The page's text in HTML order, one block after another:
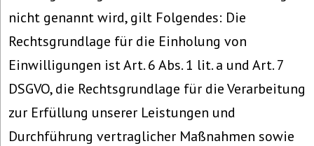
nicht genannt wird, gilt Folgendes: Die
Rechtsgrundlage für die Einholung von
Einwilligungen ist Art. 6 Abs. 1 lit. a und Art. 7
DSGVO, die Rechtsgrundlage für die Verarbeitung
zur Erfüllung unserer Leistungen und
Durchführung vertraglicher Maßnahmen sowie